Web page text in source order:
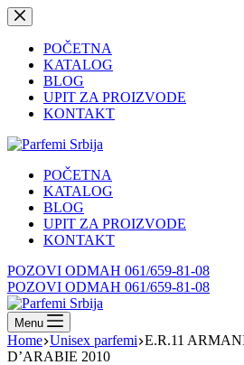
Skip
to
contentPOČETNA
KATALOG
BLOG
UPIT ZA PROIZVODE
KONTAKT
POČETNA
KATALOG
BLOG
UPIT ZA PROIZVODE
KONTAKT
POZOVI ODMAH 061/659-81-08
POZOVI ODMAH 061/659-81-08
Menu
Home Unisex parfemi E.R.11
D’ARABIE 2010